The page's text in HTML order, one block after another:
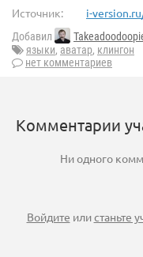
Источник: i-
Добавил
языки, аватар, клингон
нет комментариев
Комментарии
Ни одного
Войдите илистаньте